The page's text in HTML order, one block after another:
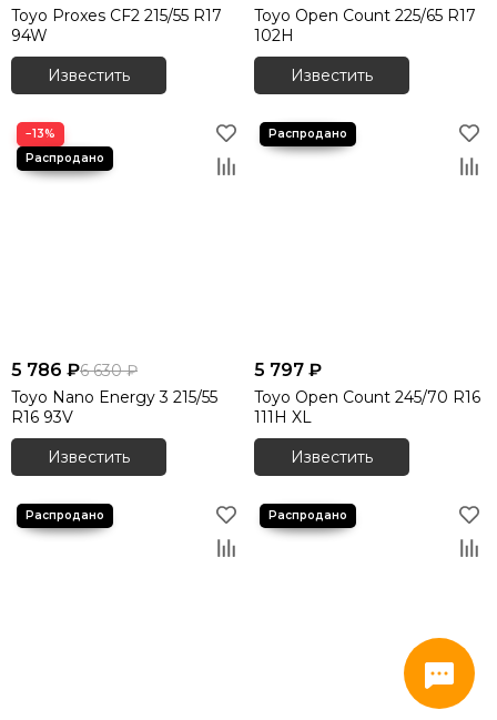
Toyo Proxes СF2 215/55 R17
94W
Известить
Toyo Open Count 225/65 R17
102H
Известить
−13%
5 786 ₽6 630 ₽
Toyo Nano Energy 3 215/55
R16 93V
Известить
5 797 ₽
Toyo Open Count 245/70 R16
111H XL
Известить